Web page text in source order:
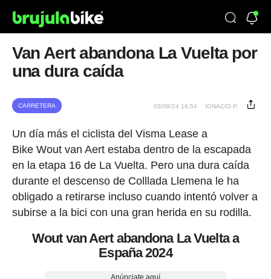
Van Aert abandona La Vuelta por
una dura caída
CARRETERA 03/09/24 16:54 IGNACIO P.
Un día más el ciclista del Visma Lease a
Bike Wout van Aert estaba dentro de la escapada
en la etapa 16 de La Vuelta. Pero una dura caída
durante el descenso de Colllada Llemena le ha
obligado a retirarse incluso cuando intentó volver a
subirse a la bici con una gran herida en su rodilla.
Wout van Aert abandona La Vuelta a
España 2024